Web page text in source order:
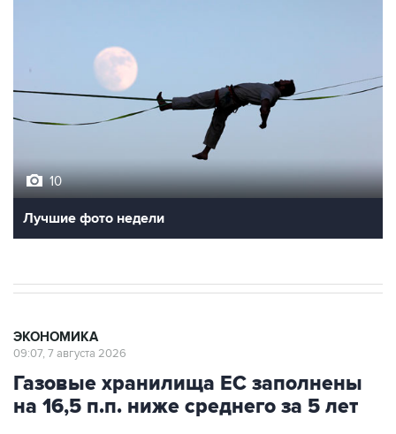
10
Лучшие фото недели
ЭКОНОМИКА
09:07, 7 августа 2026
Газовые хранилища ЕС заполнены
на 16,5 п.п. ниже среднего за 5 лет